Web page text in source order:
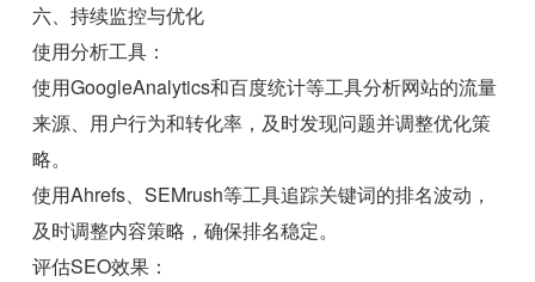
六、持续监控与优化
使用分析工具：
使用GoogleAnalytics和百度统计等工具分析网站的流量
来源、用户行为和转化率，及时发现问题并调整优化策
略。
使用Ahrefs、SEMrush等工具追踪关键词的排名波动，
及时调整内容策略，确保排名稳定。
评估SEO效果：